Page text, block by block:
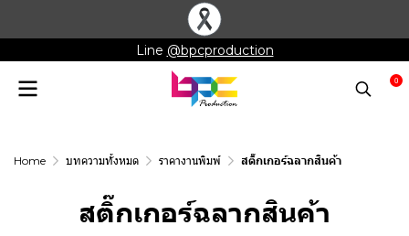
Line @bpcproduction
0
Home บทความทั้งหมด ราคางานพิมพ์ สติ๊กเกอร์ฉลากสินค้า
สติ๊กเกอร์ฉลากสินค้า